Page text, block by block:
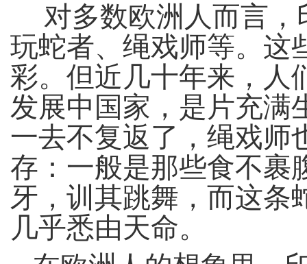
对多数欧洲人而言
玩蛇者、绳戏师等。这
彩。但近几十年来，人
发展中国家，是片充满
一去不复返了，绳戏师
存：一般是那些食不裹
牙，训其跳舞，而这条
几乎悉由天命。